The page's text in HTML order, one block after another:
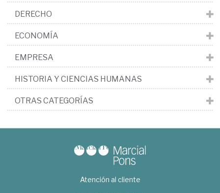
DERECHO
ECONOMÍA
EMPRESA
HISTORIA Y CIENCIAS HUMANAS
OTRAS CATEGORÍAS
Atención al cliente